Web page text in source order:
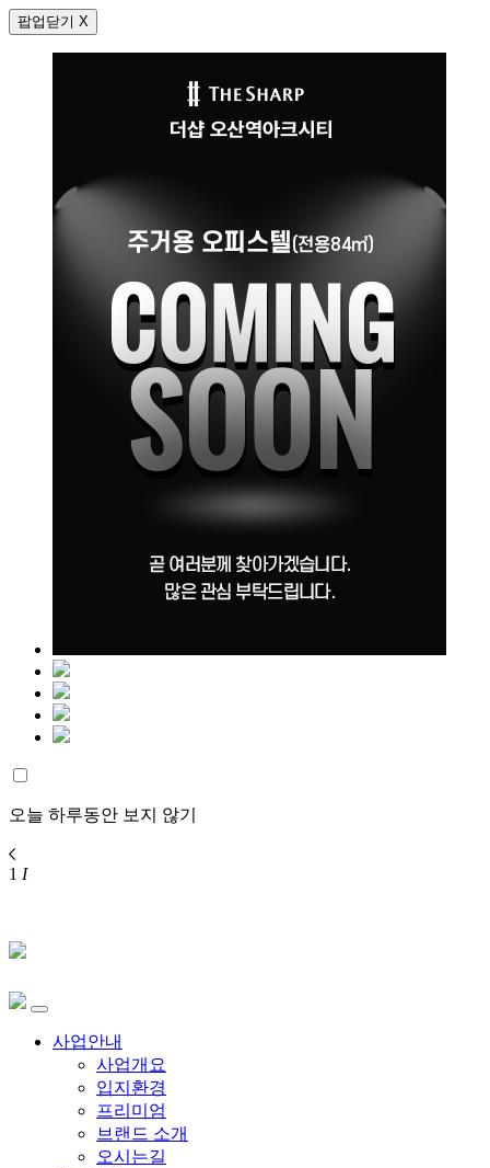
팝업닫기 X
오늘 하루동안 보지 않기
1 I
사업안내
사업개요
입지환경
프리미엄
브랜드 소개
오시는길